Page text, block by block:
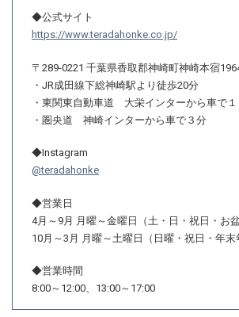
◆公式サイト
https://www.teradahonke.co.jp/
〒289-0221 千葉県香取郡神崎町神崎本宿
・JR成田線下総神崎駅より徒歩20分
・東関東自動車道 大栄インターから車で１
・圏央道 神崎インターから車で３分
◆Instagram
@teradahonke
◆営業日
4月～9月 月曜～金曜日（土・日・祝日・お
10月～3月 月曜～土曜日（日曜・祝日・年末
◆営業時間
8:00～12:00、13:00～17:00